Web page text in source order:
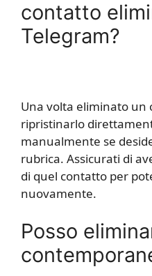
contatto
Telegram?
Una volta eliminato un
ripristinarlo
manualmente se
rubrica. Assicurati di
di quel contatto per
nuovamente.
Posso